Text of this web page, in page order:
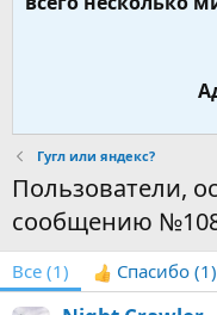
Гугл или яндекс?
Пользователи,
сообщению
Все (1) Спасибо (1)